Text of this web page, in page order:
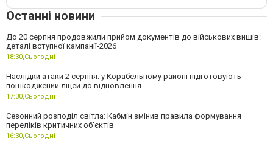
Останні новини
До 20 серпня продовжили прийом документів до військових вишів:
деталі вступної кампанії-2026
18:30, Сьогодні
Наслідки атаки 2 серпня: у Корабельному районі підготовують
пошкоджений ліцей до відновлення
17:30, Сьогодні
Сезонний розподіл світла: Кабмін змінив правила формування
переліків критичних об'єктів
16:30, Сьогодні